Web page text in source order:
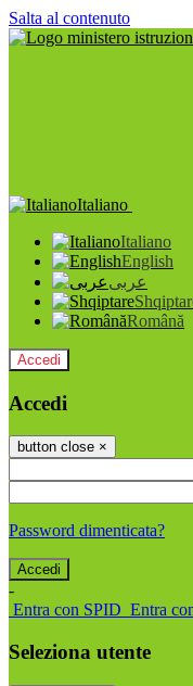
Salta al contenuto
Italiano
Italiano
English
عربى
Română
Accedi
Accedi
button close ×
Password dimenticata?
-
Entra con SPID Entra
Seleziona utente